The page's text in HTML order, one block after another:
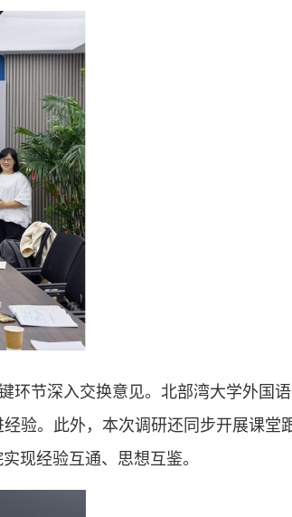
环节深入交换意见。北部湾大学外国
验。此外，本次调研还同步开展课堂
现经验互通、思想互鉴。